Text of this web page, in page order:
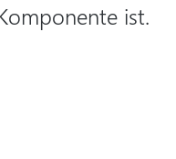
ist.